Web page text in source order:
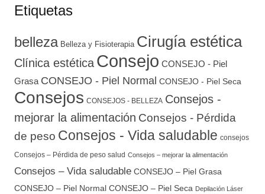
Etiquetas
belleza Belleza y Fisioterapia Cirugía estética
Clínica estética Consejo CONSEJO - Piel
Grasa CONSEJO - Piel Normal CONSEJO - Piel Seca
Consejos CONSEJOS - BELLEZA Consejos -
mejorar la alimentación Consejos - Pérdida
de peso Consejos - Vida saludable consejos
Consejos – Pérdida de peso salud Consejos – mejorar la alimentación
Consejos – Vida saludable CONSEJO – Piel Grasa
CONSEJO – Piel Normal CONSEJO – Piel Seca Depilación Láser